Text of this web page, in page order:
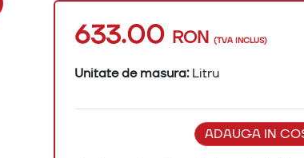
633.00 RON (TVA INCLUS)
Unitate de masura:Litru
ADAUGA IN